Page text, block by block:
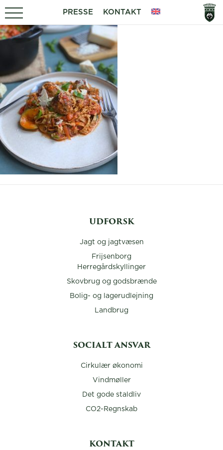
PRESSE KONTAKT
UDFORSK
Jagt og jagtvæsen
Frijsenborg
Herregårdskyllinger
Skovbrug og godsbrænde
Bolig- og lagerudlejning
Landbrug
SOCIALT ANSVAR
Cirkulær økonomi
Vindmøller
Det gode staldliv
CO2-Regnskab
KONTAKT